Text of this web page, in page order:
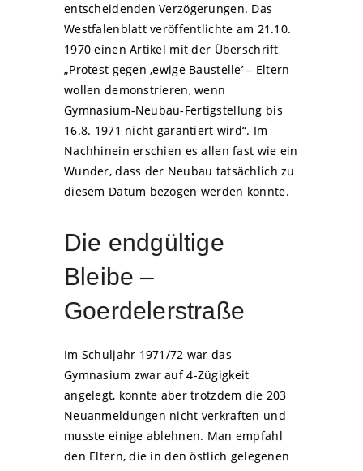
entscheidenden Verzögerungen. Das
Westfalenblatt veröffentlichte am 21.10.
1970 einen Artikel mit der Überschrift
„Protest gegen ‚ewige Baustelle’ – Eltern
wollen demonstrieren, wenn
Gymnasium-Neubau-Fertigstellung bis
16.8. 1971 nicht garantiert wird“. Im
Nachhinein erschien es allen fast wie ein
Wunder, dass der Neubau tatsächlich zu
diesem Datum bezogen werden konnte.
Die endgültige
Bleibe –
Goerdelerstraße
Im Schuljahr 1971/72 war das
Gymnasium zwar auf 4-Zügigkeit
angelegt, konnte aber trotzdem die 203
Neuanmeldungen nicht verkraften und
musste einige ablehnen. Man empfahl
den Eltern, die in den östlich gelegenen